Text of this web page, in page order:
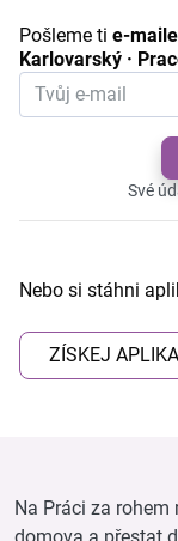
Pošleme ti e-
Karlovarský ·
Své
Nebo si stáhni
ZÍSKEJ
Na Práci za
domova a přestat